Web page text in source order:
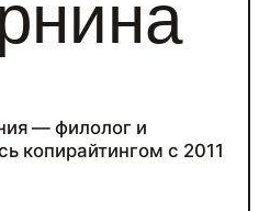
— филолог и
копирайтингом с 2011